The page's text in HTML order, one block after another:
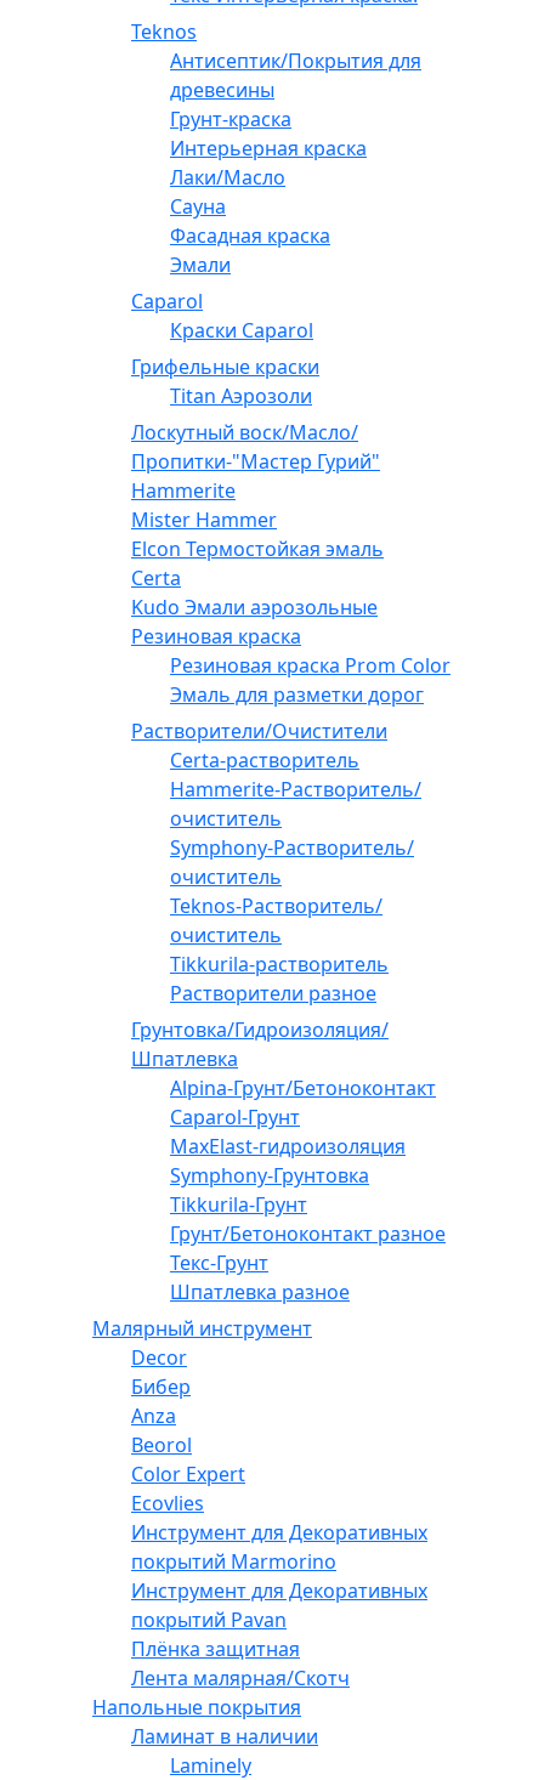
Teknos
Антисептик/Покрытия для
древесины
Грунт-краска
Интерьерная краска
Лаки/Масло
Сауна
Фасадная краска
Эмали
Caparol
Краски Caparol
Грифельные краски
Titan Аэрозоли
Лоскутный воск/Масло/
Пропитки-"Мастер Гурий"
Hammerite
Mister Hammer
Elcon Термостойкая эмаль
Certa
Kudo Эмали аэрозольные
Резиновая краска
Резиновая краска Prom Color
Эмаль для разметки дорог
Растворители/Очистители
Certa-растворитель
Hammerite-Растворитель/
очиститель
Symphony-Растворитель/
очиститель
Teknos-Растворитель/
очиститель
Tikkurila-растворитель
Растворители разное
Грунтовка/Гидроизоляция/
Шпатлевка
Alpina-Грунт/Бетоноконтакт
Caparol-Грунт
MaxElast-гидроизоляция
Symphony-Грунтовка
Tikkurila-Грунт
Грунт/Бетоноконтакт разное
Текс-Грунт
Шпатлевка разное
Малярный инструмент
Decor
Бибер
Anza
Beorol
Color Expert
Ecovlies
Инструмент для Декоративных
покрытий Marmorino
Инструмент для Декоративных
покрытий Pavan
Плёнка защитная
Лента малярная/Скотч
Напольные покрытия
Ламинат в наличии
Laminely